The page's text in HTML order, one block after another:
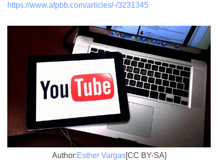
https://www.afpbb.com/articles/-/3231345
Author:Esther Vargas[CC BY-SA]